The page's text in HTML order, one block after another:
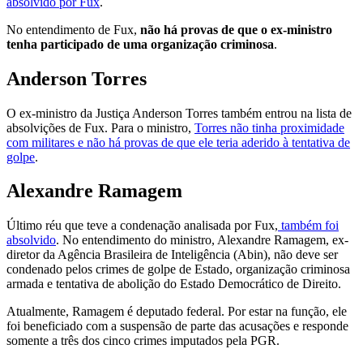
No entendimento de Fux, não há provas de que o ex-ministro
tenha participado de uma organização criminosa.
Anderson Torres
O ex-ministro da Justiça Anderson Torres também entrou na lista de
absolvições de Fux. Para o ministro, Torres não tinha proximidade
com militares e não há provas de que ele teria aderido à tentativa de
golpe.
Alexandre Ramagem
Último réu que teve a condenação analisada por Fux, também foi
absolvido. No entendimento do ministro, Alexandre Ramagem, ex-
diretor da Agência Brasileira de Inteligência (Abin), não deve ser
condenado pelos crimes de golpe de Estado, organização criminosa
armada e tentativa de abolição do Estado Democrático de Direito.
Atualmente, Ramagem é deputado federal. Por estar na função, ele
foi beneficiado com a suspensão de parte das acusações e responde
somente a três dos cinco crimes imputados pela PGR.